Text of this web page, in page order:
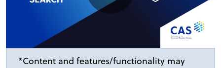
Play
Video
*Content and features/functionality may